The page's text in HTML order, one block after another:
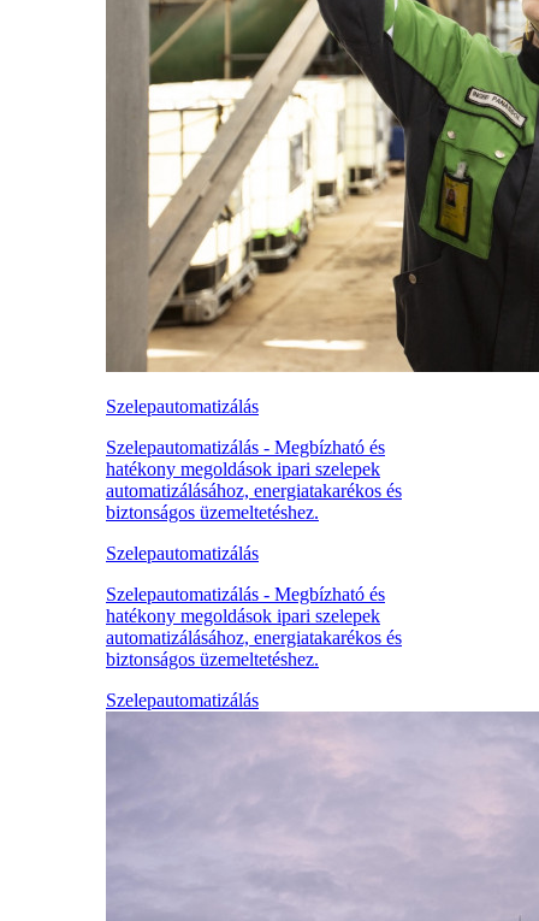
Szelepautomatizálás
Szelepautomatizálás - Megbízható és
hatékony megoldások ipari szelepek
automatizálásához, energiatakarékos és
biztonságos üzemeltetéshez.
Szelepautomatizálás
Szelepautomatizálás - Megbízható és
hatékony megoldások ipari szelepek
automatizálásához, energiatakarékos és
biztonságos üzemeltetéshez.
Szelepautomatizálás